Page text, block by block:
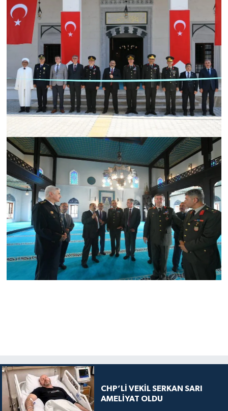
CHP’Lİ VEKİL SERKAN SARI
AMELİYAT OLDU